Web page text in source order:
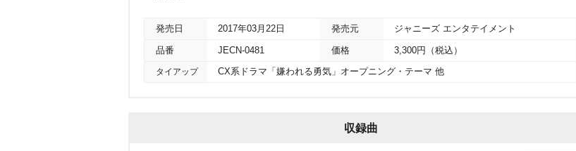
発売日 2017年03月22日 発売元 ジャニーズ エンタテイメント
品番 JECN-0481 価格 3,300円（税込）
タイアップ CX系ドラマ「嫌われる勇気」オープニング・テーマ 他
収録曲